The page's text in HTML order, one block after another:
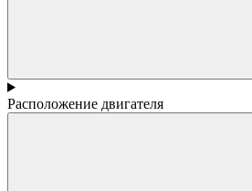
Расположение двигателя